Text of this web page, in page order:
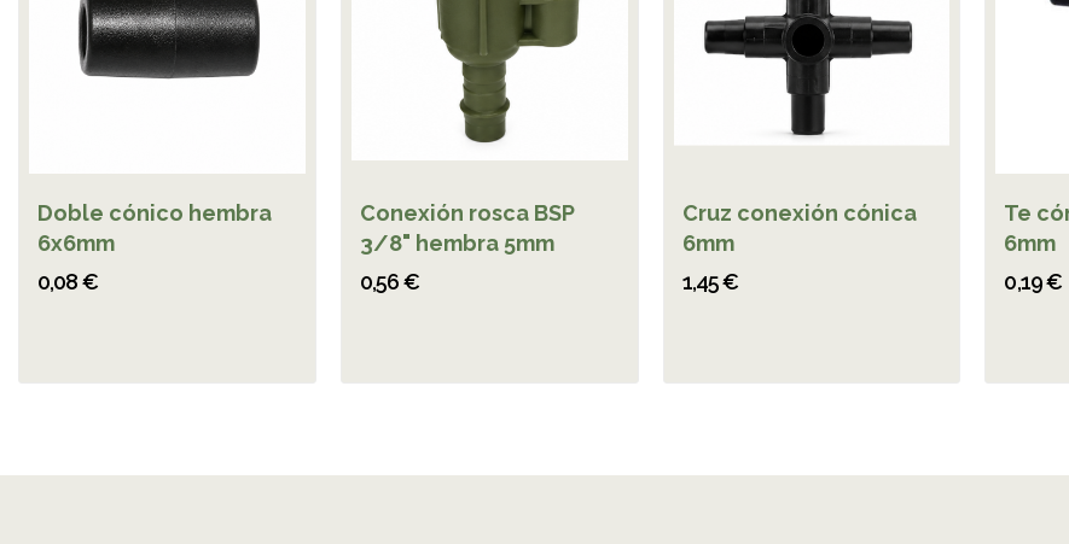
Doble cónico hembra
6x6mm
0,08 €
Conexión rosca BSP
3/8" hembra 5mm
0,56 €
Cruz conexión cónica
6mm
1,45 €
Te
6mm
0,19 €